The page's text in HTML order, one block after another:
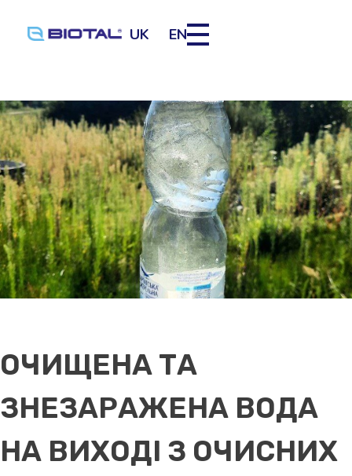
UK EN
ОЧИЩЕНА ТА
ЗНЕЗАРАЖЕНА ВОДА
НА ВИХОДІ З ОЧИСНИХ